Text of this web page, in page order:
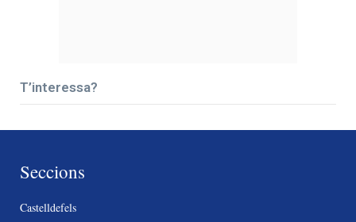
T’interessa?
Seccions
Castelldefels